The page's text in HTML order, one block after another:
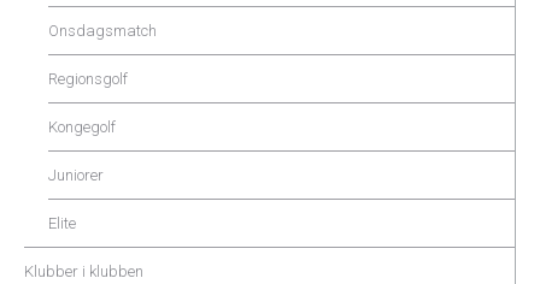
Onsdagsmatch
Regionsgolf
Kongegolf
Juniorer
Elite
Klubber i klubben